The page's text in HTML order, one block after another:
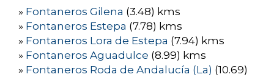
» Fontaneros Gilena (3.48) kms
» Fontaneros Estepa (7.78) kms
» Fontaneros Lora de Estepa (7.94) kms
» Fontaneros Aguadulce (8.99) kms
» Fontaneros Roda de Andalucía (La) (10.69)